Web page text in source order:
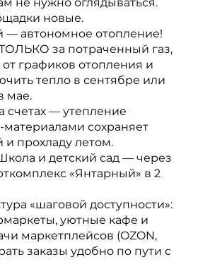
новые.
— автономное отопление!
за потраченный газ,
от графиков отопления и
тепло в сентябре или
мае.
счетах — утепление
материалами сохраняет
и прохладу летом.
и детский сад — через
«Янтарный» в 2
«шаговой доступности»:
уютные кафе и
маркетплейсов (OZON,
заказы удобно по пути с